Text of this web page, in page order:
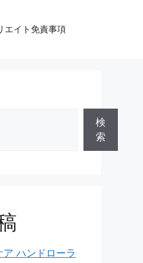
エイト免責事項
検
索
ア ハンドローラ